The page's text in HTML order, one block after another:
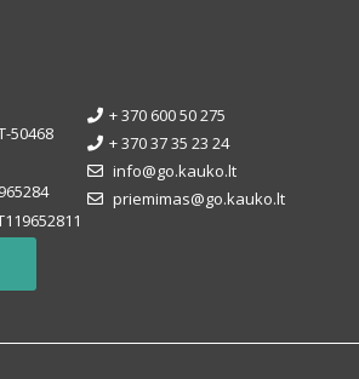
50468
+ 370 600 50 275
+ 370 37 35 23 24
info@go.kauko.lt
priemimas@go.kauko.lt